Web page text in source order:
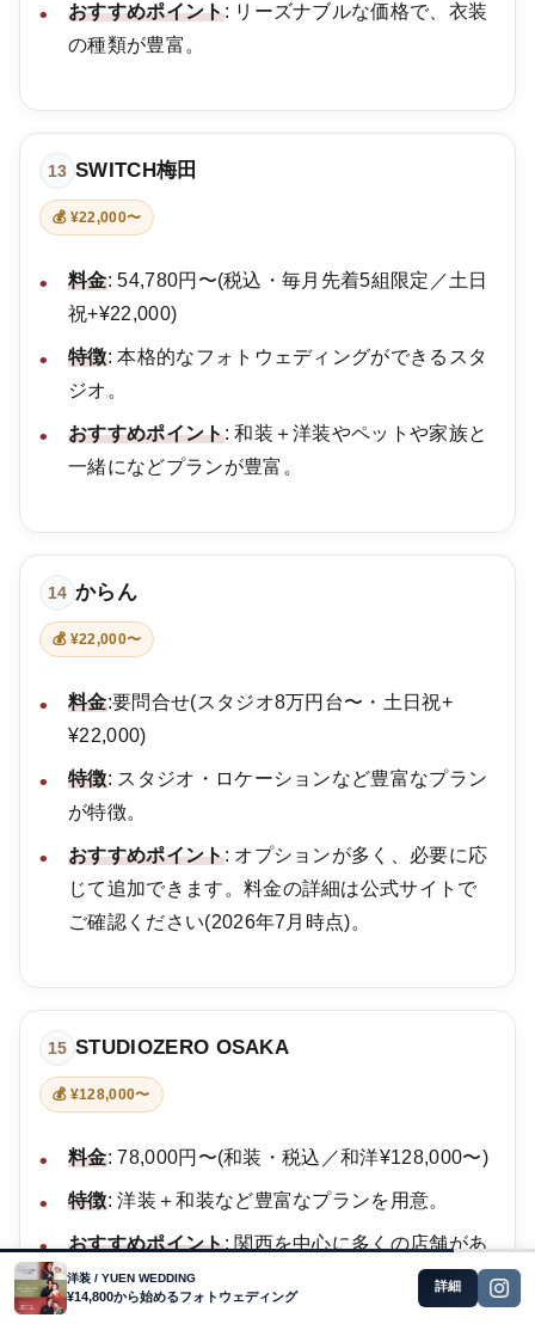
おすすめポイント: リーズナブルな価格で、衣装
の種類が豊富。
13 SWITCH梅田
💰 ¥22,000〜
料金: 54,780円〜(税込・毎月先着5組限定／土日
祝+¥22,000)
特徴: 本格的なフォトウェディングができるスタ
ジオ。
おすすめポイント: 和装＋洋装やペットや家族と
一緒になどプランが豊富。
14 からん
💰 ¥22,000〜
料金:要問合せ(スタジオ8万円台〜・土日祝+
¥22,000)
特徴: スタジオ・ロケーションなど豊富なプラン
が特徴。
おすすめポイント: オプションが多く、必要に応
じて追加できます。料金の詳細は公式サイトで
ご確認ください(2026年7月時点)。
15 STUDIOZERO OSAKA
💰 ¥128,000〜
料金: 78,000円〜(和装・税込／和洋¥128,000〜)
特徴: 洋装＋和装など豊富なプランを用意。
おすすめポイント: 関西を中心に多くの店舗があ
る。
洋装 / YUEN WEDDING
¥14,800から始めるフォトウェディング
詳細